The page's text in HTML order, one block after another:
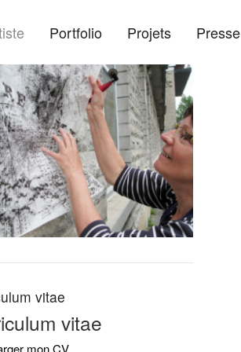
principal - manoncote.ca
Portfolio Projets Presse
vitae
vitae
mon CV